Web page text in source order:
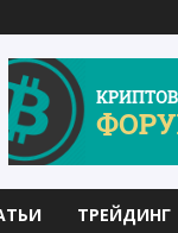
ТРЕЙДИНГ